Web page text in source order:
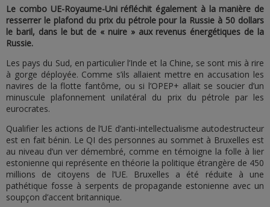
Le combo UE-Royaume-Uni réfléchit également à la manière de
resserrer le plafond du prix du pétrole pour la Russie à 50 dollars
le baril, dans le but de « nuire » aux revenus énergétiques de la
Russie.
Les pays du Sud, en particulier l’Inde et la Chine, se sont mis à rire
à gorge déployée. Comme s’ils allaient mettre en accusation les
navires de la flotte fantôme, ou si l’OPEP+ allait se soucier d’un
minuscule plafonnement unilatéral du prix du pétrole par les
eurocrates.
Qualifier les actions de l’UE d’anti-intellectualisme autodestructeur
est en fait bénin. Le QI des personnes au sommet à Bruxelles est
au niveau d’un ver démembré, comme en témoigne la folle à lier
estonienne qui représente en théorie la politique étrangère de 450
millions de citoyens de l’UE. Bruxelles a été réduite à une
pathétique fosse à serpents de propagande estonienne avec un
soupçon d’accent britannique.